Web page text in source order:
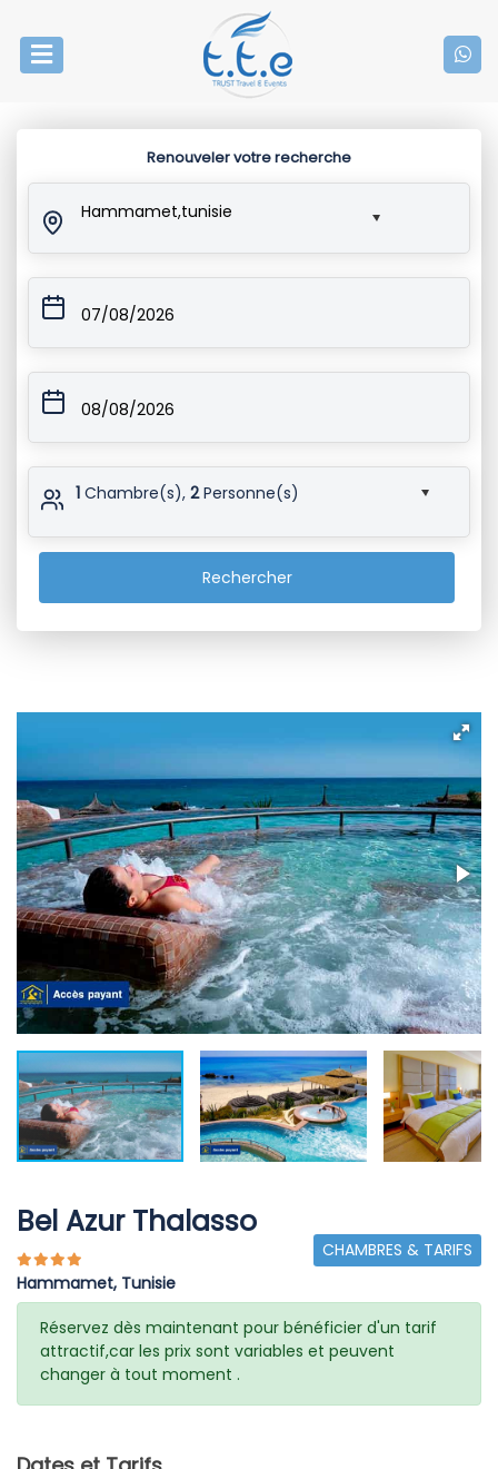
Renouveler votre recherche
Hammamet,tunisie
07/08/2026
08/08/2026
1 Chambre(s),2Personne(s)
Rechercher
Bel Azur Thalasso
Hammamet, Tunisie
CHAMBRES & TARIFS
Réservez dès maintenant pour bénéficier d'un tarif
attractif,car les prix sont variables et peuvent
changer à tout moment .